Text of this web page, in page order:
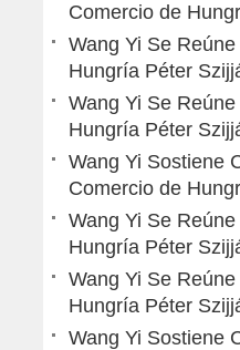
Comercio de
Wang Yi Se
Hungría Péter
Wang Yi Se
Hungría Péter
Wang Yi Sostiene
Comercio de
Wang Yi Se
Hungría Péter
Wang Yi Se
Hungría Péter
Wang Yi Sostiene